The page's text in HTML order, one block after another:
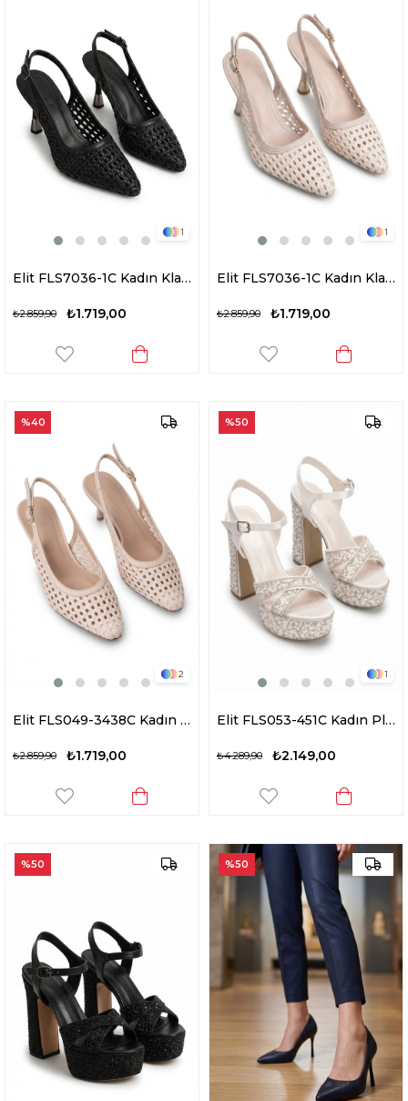
1
Elit FLS7036-1C Kadın Klasik Topuklu Ayakkabı Siyah
₺1.719,00
₺2.859,90
1
Elit FLS7036-1C Kadın Klasik Topuklu Ayakkabı Bej
₺1.719,00
₺2.859,90
2
Elit FLS049-3438C Kadın Klasik Topuklu Ayakkabı Bej
₺1.719,00
₺2.859,90
%40
1
Elit FLS053-451C Kadın Platform Ayakkabı Sedef
₺2.149,00
₺4.289,90
%50
%50 %50